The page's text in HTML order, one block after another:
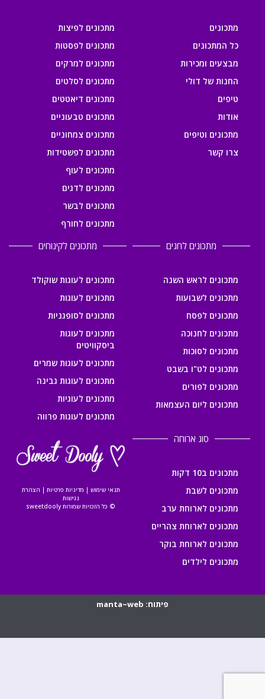
מתכונים
כל המתכונים
מבצעים ומכירות
החנות של דולי
טיפים
אודות
מתכונים וטיפים
צרו קשר
מתכונים לפיצות
מתכונים לפסטות
מתכונים למרקים
מתכונים לסלטים
מתכונים דיאטטים
מתכונים טבעוניים
מתכונים צמחוניים
מתכונים לפשטידות
מתכונים לעוף
מתכונים לדגים
מתכונים לבשר
מתכונים לחורף
מתכונים לחגים
מתכונים לראש השנה
מתכונים לשבועות
מתכונים לפסח
מתכונים לחנוכה
מתכונים לסוכות
מתכונים לט"ו בשבט
מתכונים לפורים
מתכונים ליום העצמאות
מתכונים לקינוחים
מתכונים לעוגות שוקולד
מתכונים לעוגות
מתכונים לסופגניות
מתכונים לעוגות
ביסקוויטים
מתכונים לעוגות שמרים
מתכונים לעוגות גבינה
מתכונים לעוגיות
מתכונים לעוגות פרווה
סוג ארוחה
מתכונים ב10 דקות
מתכונים לשבת
מתכונים לארוחת ערב
מתכונים לארוחת צהריים
מתכונים לארוחת בוקר
מתכונים לילדים
תנאי שימוש | מדיניות פרטיות | הצהרת
נגישות
© כל הזכויות שמורות sweetdooly
פיתוח: manta~web